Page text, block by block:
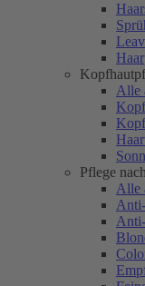
Alle
Pflege
Alle